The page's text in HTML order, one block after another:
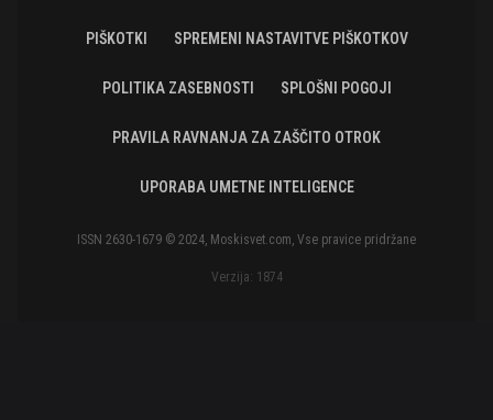
PIŠKOTKI SPREMENI NASTAVITVE PIŠKOTKOV
POLITIKA ZASEBNOSTI SPLOŠNI POGOJI
PRAVILA RAVNANJA ZA ZAŠČITO OTROK
UPORABA UMETNE INTELIGENCE
ISSN 2630-1679 © 2024, Moskisvet.com, Vse pravice pridržane
Verzija: 1874